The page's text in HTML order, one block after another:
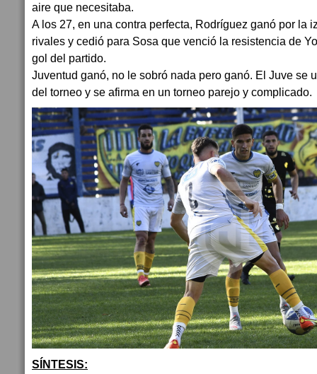
aire que necesitaba.
A los 27, en una contra perfecta, Rodríguez ganó por la
rivales y cedió para Sosa que venció la resistencia de
gol del partido.
Juventud ganó, no le sobró nada pero ganó. El Juve se
del torneo y se afirma en un torneo parejo y
SÍNTESIS: